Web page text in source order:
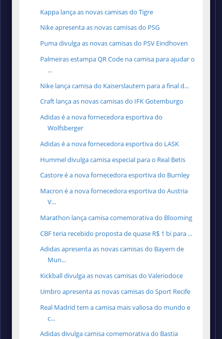
Kappa lança as novas camisas do Tigre
Nike apresenta as novas camisas do PSG
Puma divulga as novas camisas do PSV Eindhoven
Palmeiras estampa QR Code na camisa para ajudar o
...
Nike lança camisa do Kaiserslautern para a final d...
Craft lança as novas camisas do IFK Gotemburgo
Adidas é a nova fornecedora esportiva do
Wolfsberger
Adidas é a nova fornecedora esportiva do LASK
Hummel divulga camisa especial para o Real Betis
Castore é a nova fornecedora esportiva do Burnley
Macron é a nova fornecedora esportiva do Austria
V...
Marathon lança camisa comemorativa do Blooming
CBF teria recebido proposta de quase R$ 1 bi para ...
Adidas apresenta as novas camisas do Bayern de
Mun...
Kickball divulga as novas camisas do Valeriodoce
Umbro apresenta as novas camisas do Sport Recife
Real Madrid tem a camisa mais valiosa do mundo e
c...
Adidas divulga camisa comemorativa do Bastia